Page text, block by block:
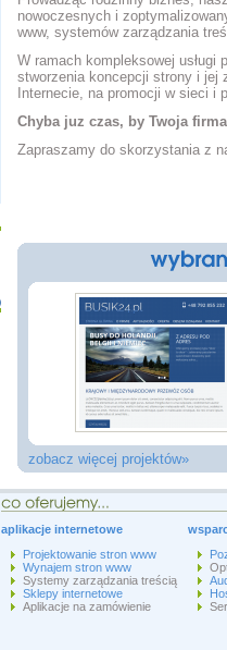
nowoczesnych i
www, systemów zarządzania
W ramach kompleksowej usługi
stworzenia koncepcji strony i jej
Internecie, na promocji w sieci i
Chyba juz czas, by Twoja
Zapraszamy do skorzystania z
zobacz więcej projektów»
aplikacje internetowe
Projektowanie stron www
Wynajem stron www
Systemy zarządzania treścią
Sklepy internetowe
Aplikacje na zamówienie